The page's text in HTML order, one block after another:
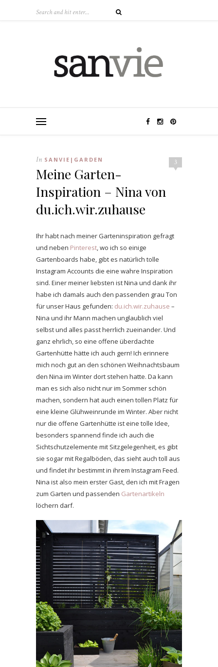
3
In SANVIE|GARDEN
Meine Garten-
Inspiration – Nina von
du.ich.wir.zuhause
Ihr habt nach meiner Garteninspiration gefragt
und neben Pinterest, wo ich so einige
Gartenboards habe, gibt es natürlich tolle
Instagram Accounts die eine wahre Inspiration
sind. Einer meiner liebsten ist Nina und dank ihr
habe ich damals auch den passenden grau Ton
für unser Haus gefunden: du.ich.wir.zuhause –
Nina und ihr Mann machen unglaublich viel
selbst und alles passt herrlich zueinander. Und
ganz ehrlich, so eine offene überdachte
Gartenhütte hätte ich auch gern! Ich erinnere
mich noch gut an den schönen Weihnachtsbaum
den Nina im Winter dort stehen hatte. Da kann
man es sich also nicht nur im Sommer schön
machen, sondern hat auch einen tollen Platz für
eine kleine Glühweinrunde im Winter. Aber nicht
nur die offene Gartenhütte ist eine tolle Idee,
besonders spannend finde ich auch die
Sichtschutzelemente mit Sitzgelegenheit, es gibt
sie sogar mit Regalböden, das sieht auch toll aus
und findet ihr bestimmt in ihrem Instagram Feed.
Nina ist also mein erster Gast, den ich mit Fragen
zum Garten und passenden Gartenartikeln
löchern darf.